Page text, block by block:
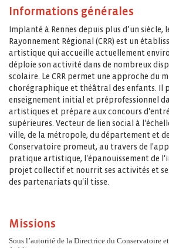
Informations générales
Implanté à Rennes depuis plus d’un siècle,
Rayonnement Régional (CRR) est un
artistique qui accueille actuellement
déploie son activité dans de nombreux
scolaire. Le CRR permet une approche du
chorégraphique et théâtral des enfants. Il
enseignement initial et préprofessionnel
artistiques et prépare aux concours
supérieures. Vecteur de lien social à
ville, de la métropole, du département et
Conservatoire promeut, au travers de
pratique artistique, l'épanouissement de
projet collectif et nourrit ses activités et
des partenariats qu'il tisse.
Missions
Sous l’autorité de la Directrice du Conservatoire